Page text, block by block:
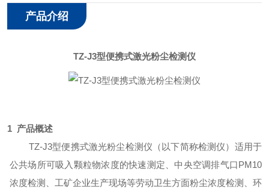
产品介绍
TZ-J3型便携式激光粉尘检测仪
1 产品概述
TZ-J3型便携式激光粉尘检测仪（以下简称检测仪） 适用于
公共场所可吸入颗粒物浓度的快速测定、中央空调排气口PM10
浓度检测、工矿企业生产现场等劳动卫生方面粉尘浓度检测、环